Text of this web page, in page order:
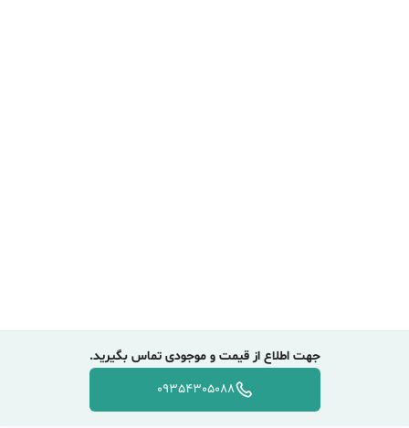
جهت اطلاع از قیمت و موجودی تماس بگیرید.
09354305088